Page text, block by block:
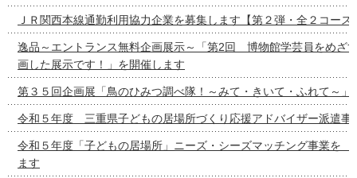
ＪＲ関西本線通勤利用協力企業を募集します【第２弾・全２コース
逸品～エントランス無料企画展示～「第2回 博物館学芸員をめざ
画した展示です！」を開催します
第３５回企画展「鳥のひみつ調べ隊！～みて・きいて・ふれて～」
令和５年度 三重県子どもの居場所づくり応援アドバイザー派遣事
令和５年度「子どもの居場所」ニーズ・シーズマッチング
ます